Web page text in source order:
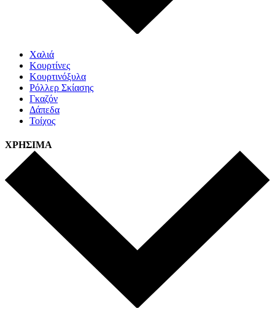
Χαλιά
Κουρτίνες
Κουρτινόξυλα
Ρόλλερ Σκίασης
Γκαζόν
Δάπεδα
Τοίχος
ΧΡΗΣΙΜΑ